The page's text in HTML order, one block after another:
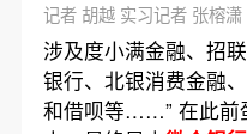
记者 胡越 实习记者 张榕潇
涉及度小满金融、招
银行、北银消费金融、
和借呗等……” 在此前